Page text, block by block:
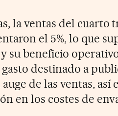
la ventas del cuarto
el 5%, lo que
su beneficio
destinado a
de las ventas, así
en los costes de